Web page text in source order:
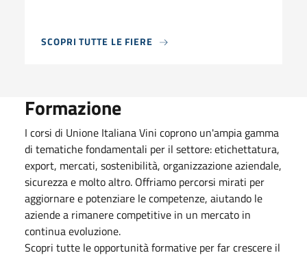
SCOPRI TUTTE LE FIERE
Formazione
I corsi di Unione Italiana Vini coprono un'ampia gamma
di tematiche fondamentali per il settore: etichettatura,
export, mercati, sostenibilità, organizzazione aziendale,
sicurezza e molto altro. Offriamo percorsi mirati per
aggiornare e potenziare le competenze, aiutando le
aziende a rimanere competitive in un mercato in
continua evoluzione.
Scopri tutte le opportunità formative per far crescere il